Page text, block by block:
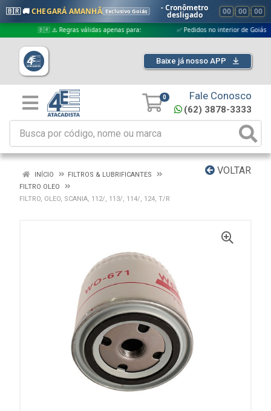
🇧🇷 🚚CHEGARÁ AMANHÃ Exclusivo Goiás - Cronômetro
desligado 00 : 00 : 00
🇧🇷 ⚠️ Regras válidas apenas para: ✅ Pedidos no interior de Goiás
Baixe já nosso APP
0 Fale Conosco
(62) 3878-3333
VOLTAR
INÍCIO
FILTROS & LUBRIFICANTES
FILTRO OLEO
FILTRO, OLEO, SCANIA, 112/, 113/, 114/, 124, T/R